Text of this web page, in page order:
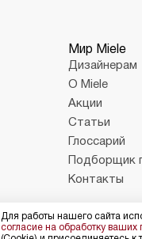
Мир Miele
Дизайнерам
О Miele
Акции
Статьи
Глоссарий
Подборщик
Контакты
Политика
Для работы нашего сайта
согласие на обработку